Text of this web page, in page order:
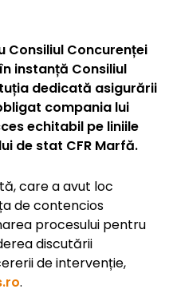
Consiliul Concurenței
instanță Consiliul
dedicată asigurării
compania lui
echitabil pe liniile
de stat CFR Marfă.
care a avut loc
de contencios
procesului pentru
discutării
de intervenție,
.